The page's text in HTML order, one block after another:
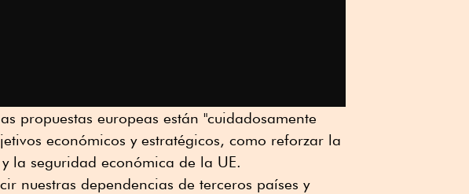
propuestas europeas están "cuidadosamente
económicos y estratégicos, como reforzar la
la seguridad económica de la UE.
nuestras dependencias de terceros países y